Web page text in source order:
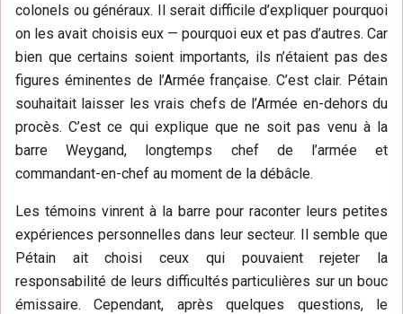
colonels ou généraux. Il serait difficile d’expliquer pourquoi
on les avait choisis eux — pourquoi eux et pas d’autres. Car
bien que certains soient importants, ils n’étaient pas des
figures éminentes de l’Armée française. C’est clair. Pétain
souhaitait laisser les vrais chefs de l’Armée en-dehors du
procès. C’est ce qui explique que ne soit pas venu à la
barre Weygand, longtemps chef de l’armée et
commandant-en-chef au moment de la débâcle.
Les témoins vinrent à la barre pour raconter leurs petites
expériences personnelles dans leur secteur. Il semble que
Pétain ait choisi ceux qui pouvaient rejeter la
responsabilité de leurs difficultés particulières sur un bouc
émissaire. Cependant, après quelques questions, le